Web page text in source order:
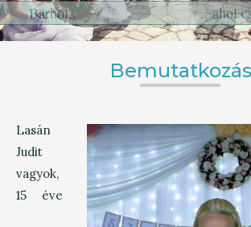
Bárhol.. .. ahol csak
Bemutatkozás
Lasán
Judit
vagyok,
15 éve